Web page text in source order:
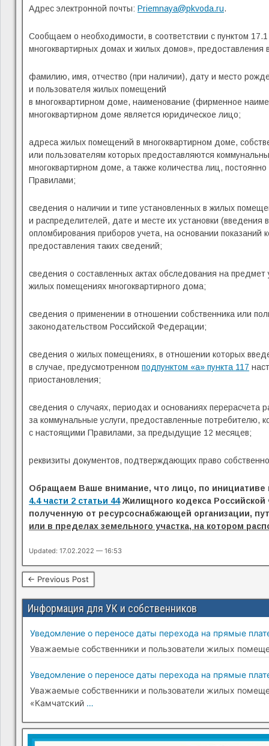
Адрес электронной почты: Priemnaya@pkvoda.ru.
Сообщаем о необходимости, в соответствии с пунктом
многоквартирных домах и жилых домов»,
фамилию, имя, отчество (при наличии), дату и место
и пользователя жилых помещений
в многоквартирном доме, наименование (фирменное
многоквартирном доме является юридическое лицо;
адреса жилых помещений в многоквартирном доме,
или пользователям которых предоставляются
многоквартирном доме, а также количества лиц,
Правилами;
сведения о наличии и типе установленных в жилых
и распределителей, дате и месте их установки
опломбирования приборов учета, на основании
предоставления таких сведений;
сведения о составленных актах обследования на
жилых помещениях многоквартирного дома;
сведения о применении в отношении собственника или
законодательством Российской Федерации;
сведения о жилых помещениях, в отношении которых
в случае, предусмотренном подпунктом «а» пункта 117
приостановления;
сведения о случаях, периодах и основаниях перерасчета
за коммунальные услуги, предоставленные потребителю,
с настоящими Правилами, за предыдущие 12 месяцев;
реквизиты документов, подтверждающих право
Обращаем Ваше внимание, что лицо, по инициативе
4.4 части 2 статьи 44Жилищного кодекса
полученную от ресурсоснабжающей организации,
или в пределах земельного участка, на котором
Updated: 17.02.2022 — 16:53
← Previous Post
Информация для УК и собственников
Уведомление о переносе даты перехода на прямые
Уважаемые собственники и пользователи жилых
Уведомление о переносе даты перехода на прямые
Уважаемые собственники и пользователи жилых
«Камчатский …